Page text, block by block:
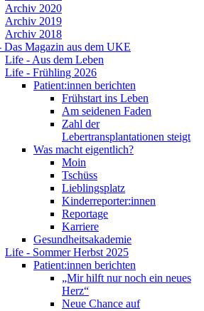
Archiv 2020
Archiv 2019
Archiv 2018
Das Magazin aus dem UKE
Life - Aus dem Leben
Life - Frühling 2026
Patient:innen berichten
Frühstart ins Leben
Am seidenen Faden
Zahl der
Lebertransplantationen steigt
Was macht eigentlich?
Moin
Tschüss
Lieblingsplatz
Kinderreporter:innen
Reportage
Karriere
Gesundheitsakademie
Life - Sommer Herbst 2025
Patient:innen berichten
„Mir hilft nur noch ein neues
Herz“
Neue Chance auf